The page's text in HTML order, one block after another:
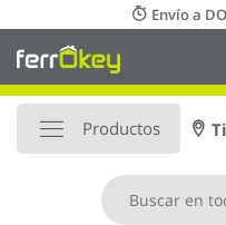
al
contenido
Envío a
Productos